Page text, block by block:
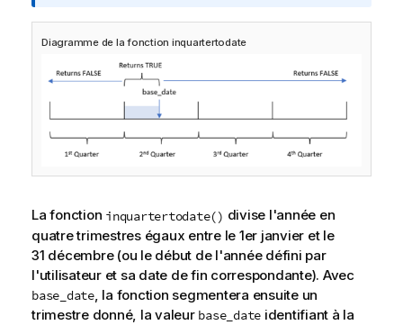
e
I
f
r
m
o
n
s
Diagramme de la fonction inquartertodate
La fonction inquartertodate() divise l'année en
quatre trimestres égaux entre le 1er janvier et le
31 décembre (ou le début de l'année défini par
l'utilisateur et sa date de fin correspondante). Avec
base_date, la fonction segmentera ensuite un
trimestre donné, la valeur base_date identifiant à la